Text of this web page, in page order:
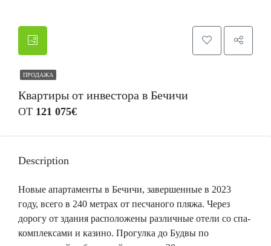
ПРОДАЖА
Квартиры от инвестора в Бечичи
ОТ 121 075€
Description
Новые апартаменты в Бечичи, завершенные в 2023
году, всего в 240 метрах от песчаного пляжа. Через
дорогу от здания расположены различные отели со спа-
комплексами и казино. Прогулка до Будвы по